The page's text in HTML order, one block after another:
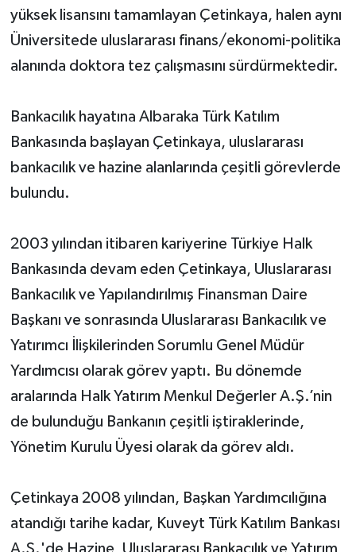
yüksek lisansını tamamlayan Çetinkaya, halen aynı
Üniversitede uluslararası finans/ekonomi-politika
alanında doktora tez çalışmasını sürdürmektedir.
Bankacılık hayatına Albaraka Türk Katılım
Bankasında başlayan Çetinkaya, uluslararası
bankacılık ve hazine alanlarında çeşitli görevlerde
bulundu.
2003 yılından itibaren kariyerine Türkiye Halk
Bankasında devam eden Çetinkaya, Uluslararası
Bankacılık ve Yapılandırılmış Finansman Daire
Başkanı ve sonrasında Uluslararası Bankacılık ve
Yatırımcı İlişkilerinden Sorumlu Genel Müdür
Yardımcısı olarak görev yaptı. Bu dönemde
aralarında Halk Yatırım Menkul Değerler A.Ş.’nin
de bulunduğu Bankanın çeşitli iştiraklerinde,
Yönetim Kurulu Üyesi olarak da görev aldı.
Çetinkaya 2008 yılından, Başkan Yardımcılığına
atandığı tarihe kadar, Kuveyt Türk Katılım Bankası